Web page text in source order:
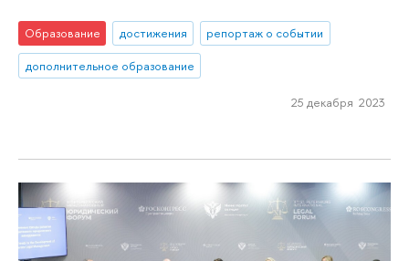
Образование достижения
репортаж о событии
дополнительное образование
25 декабря 2023